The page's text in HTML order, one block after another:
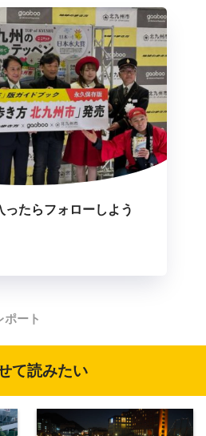
ったらフォローしよう
ポート
て読みたい